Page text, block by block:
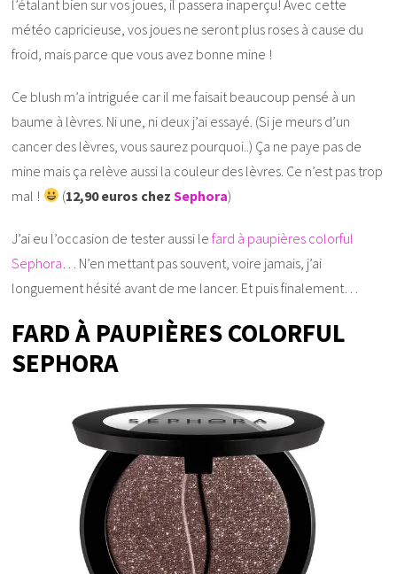
l’étalant bien sur vos joues, il passera inaperçu! Avec cette
météo capricieuse, vos joues ne seront plus roses à cause du
froid, mais parce que vous avez bonne mine !
Ce blush m’a intriguée car il me faisait beaucoup pensé à un
baume à lèvres. Ni une, ni deux j’ai essayé. (Si je meurs d’un
cancer des lèvres, vous saurez pourquoi..) Ça ne paye pas de
mine mais ça relève aussi la couleur des lèvres. Ce n’est pas trop
mal !
(12,90 euros chez Sephora)
J’ai eu l’occasion de tester aussi lefard à paupières colorful
Sephora … N’en mettant pas souvent, voire jamais, j’ai
longuement hésité avant de me lancer. Et puis finalement…
FARD À PAUPIÈRES COLORFUL
SEPHORA